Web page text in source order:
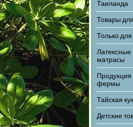
Таиланда
Товары
Только
Латексные
матрасы
фермы
Тайская
Детские